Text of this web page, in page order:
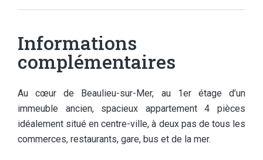
Informations
complémentaires
Au cœur de Beaulieu-sur-Mer, au 1er étage d’un
immeuble ancien, spacieux appartement 4 pièces
idéalement situé en centre-ville, à deux pas de tous les
commerces, restaurants, gare, bus et de la mer.